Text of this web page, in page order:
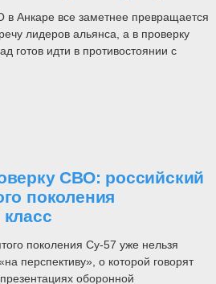
Анкаре все заметнее превращается
лидеров альянса, а в проверку
готов идти в противостоянии с
СВО: российский
поколения
поколения Су-57 уже нельзя
перспективу», о которой говорят
оборонной